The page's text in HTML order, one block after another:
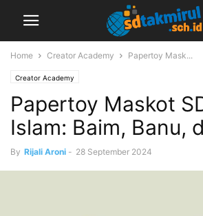
Home Creator Academy Papertoy Mask...
Creator Academy
Papertoy Maskot
Islam: Baim, Banu,
By Rijali Aroni - 28 September 2024